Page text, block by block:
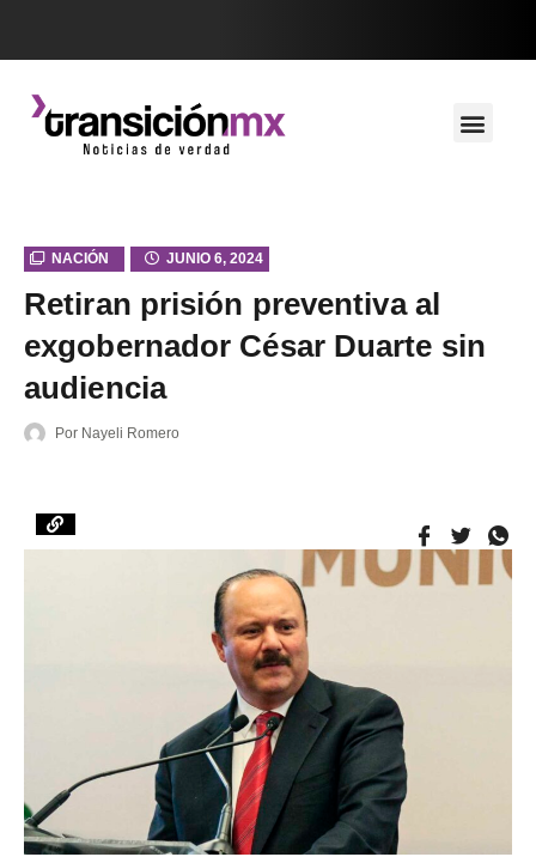
NACIÓN JUNIO 6, 2024
Retiran prisión preventiva al
exgobernador César Duarte sin
audiencia
Por Nayeli Romero